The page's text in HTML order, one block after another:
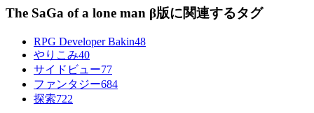
The SaGa of a lone man β版に関連するタグ
RPG Developer Bakin48
やりこみ40
サイドビュー77
ファンタジー684
探索722